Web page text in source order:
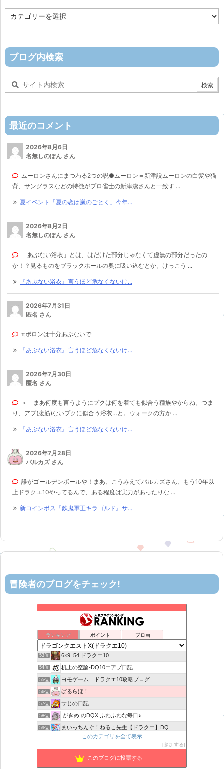
テ
ー
ブログ内検索
最近のコメント
2026年8月6日
名無しのぽん さん
ムーロンさんにまつわる2つの説●ムーロン＝新津説ムーロンの白髪や猫
背、サングラスなどの特徴がプロ雀士の新津潔さんと一致す ...
夏イベント「夏の恋は嵐のごとく」今年...
2026年8月2日
名無しのぽん さん
「あぶない浴衣」とは、はだけた部分じゃなくて虚無の部分だったの
か！？見るものをブラックホールの奥に吸い込むとか。けっこう ...
『あぶない浴衣』言うほど危なくないけ...
2026年7月31日
匿名 さん
πポロンは十分あぶないで
『あぶない浴衣』言うほど危なくないけ...
2026年7月30日
匿名 さん
＞ まあ何度も言うようにプクは何を着ても似合う種族やからね。つま
り、アブ(腹筋)ないプクに似合う浴衣…と。ウォークの方か ...
『あぶない浴衣』言うほど危なくないけ...
2026年7月28日
バルカズ さん
誰がゴールデンボールや！まあ、こうみえてバルカズさん、もう10年以
上ドラクエ10やってるんで、ある程度は実力があったりな ...
新コインボス『鉄鬼軍王キラゴルド』サ...
冒険者のブログをチェック!
ランキング ポイント ブロ画
カスミ心理学研究所
51位 星降る夜の活動記録
52位 ロビンさんはガチらない。
53位 6×9=54 ドラクエ10
54位 机上の空論-DQ10エアプ日記
55位 ヨモゲーム ドラクエ10攻略ブログ
56位 ばるらぼ！
57位 サじの日記
58位 がきめ のDQX ふわふわな毎日♪
59位 まいっちんぐ！ねるこ先生【ドラクエ】DQ
アストルティアリサーチ2nd
ドラクエ 金策の寄り道
このカテゴリを全て表示
参加する
このブログに投票する